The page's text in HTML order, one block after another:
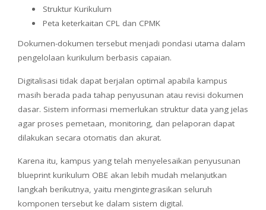
Struktur Kurikulum
Peta keterkaitan CPL dan CPMK
Dokumen-dokumen tersebut menjadi pondasi utama dalam
pengelolaan kurikulum berbasis capaian.
Digitalisasi tidak dapat berjalan optimal apabila kampus
masih berada pada tahap penyusunan atau revisi dokumen
dasar. Sistem informasi memerlukan struktur data yang jelas
agar proses pemetaan, monitoring, dan pelaporan dapat
dilakukan secara otomatis dan akurat.
Karena itu, kampus yang telah menyelesaikan penyusunan
blueprint kurikulum OBE akan lebih mudah melanjutkan
langkah berikutnya, yaitu mengintegrasikan seluruh
komponen tersebut ke dalam sistem digital.